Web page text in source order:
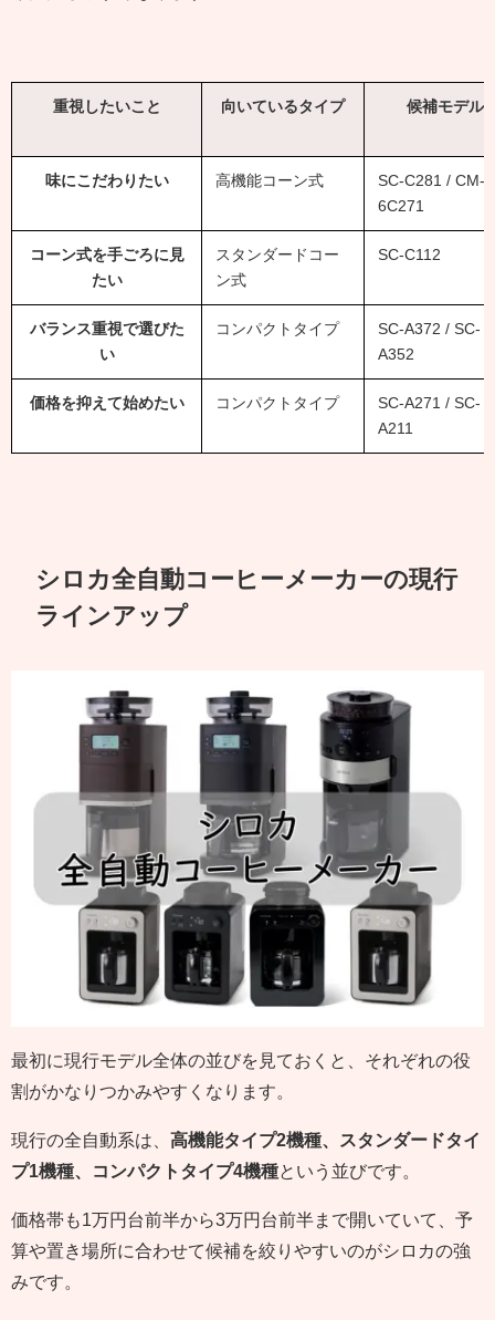
重視したいこと 向いているタイプ 候補モデル
味にこだわりたい 高機能コーン式
SC-C281 / CM-
6C271
コーン式を手ごろに見
たい
スタンダードコー
ン式
SC-C112
バランス重視で選びた
い
コンパクトタイプ
SC-A372 / SC-
A352
価格を抑えて始めたい コンパクトタイプ
SC-A271 / SC-
A211
シロカ全自動コーヒーメーカーの現行
ラインアップ
最初に現行モデル全体の並びを見ておくと、それぞれの役
割がかなりつかみやすくなります。
現行の全自動系は、 高機能タイプ2機種、スタンダードタイ
プ1機種、コンパクトタイプ4機種という並びです。
価格帯も1万円台前半から3万円台前半まで開いていて、予
算や置き場所に合わせて候補を絞りやすいのがシロカの強
みです。